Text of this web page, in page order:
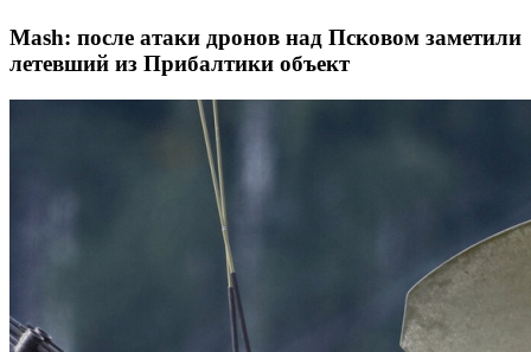
Mash: после атаки дронов над Псковом заметили
летевший из Прибалтики объект